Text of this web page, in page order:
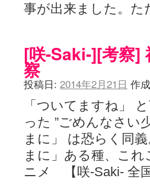
事が出来ました。た
[咲-Saki-][考察]
察
投稿日: 2014年2月21日 作
「ついてますね」
った ”ごめんなさい
まに」 は恐らく同
まに」ある種、こ
ニメ 【咲-Saki- 全